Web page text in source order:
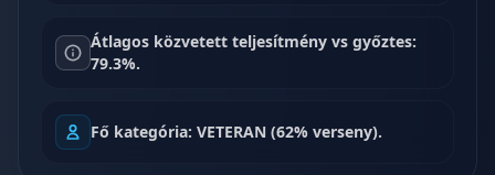
Átlagos közvetett teljesítmény vs győztes:
79.3%.
Fő kategória: VETERAN (62% verseny).